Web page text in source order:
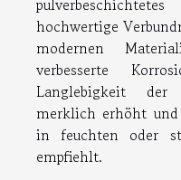
hochwertige
modernen
verbesserte
Langlebigkeit der
merklich erhöht und
in feuchten oder
empfiehlt.